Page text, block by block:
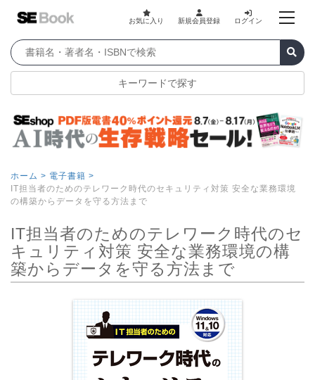
お気に入り 新規会員登録 ログイン
キーワードで探す
ホーム > 電子書籍 >
IT担当者のためのテレワーク時代のセキュリティ対策 安全な業務環境
の構築からデータを守る方法まで
IT担当者のためのテレワーク時代のセ
キュリティ対策 安全な業務環境の構
築からデータを守る方法まで